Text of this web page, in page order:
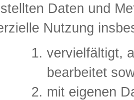
Daten und
Nutzung
vervielfältigt,
bearbeitet
mit eigenen